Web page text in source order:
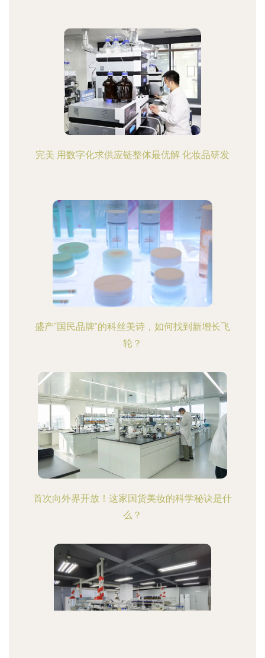
完美 用数字化求供应链整体最优解 化妆品研发
盛产“国民品牌”的科丝美诗，如何找到新增长飞
轮？
首次向外界开放！这家国货美妆的科学秘诀是什
么？